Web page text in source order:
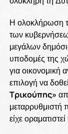
Η ολοκλήρωση
των
μεγάλων
υποδομές της
για οικονομική
επιλογή να
Τρικούπης»
μεταρρυθμιστή
είχε